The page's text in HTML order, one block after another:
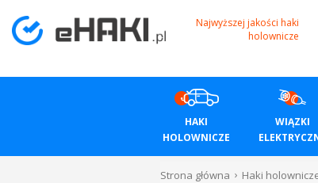
Menu
Najwyższej jakości haki
holownicze
HAKI
HOLOWNICZE
WIĄZKI
Strona główna Haki